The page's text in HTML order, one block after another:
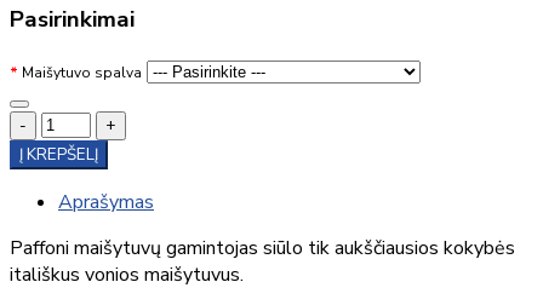
Pasirinkimai
Maišytuvo spalva
-
+
Į KREPŠELĮ
Aprašymas
Paffoni maišytuvų gamintojas siūlo tik aukščiausios kokybės
itališkus vonios maišytuvus.